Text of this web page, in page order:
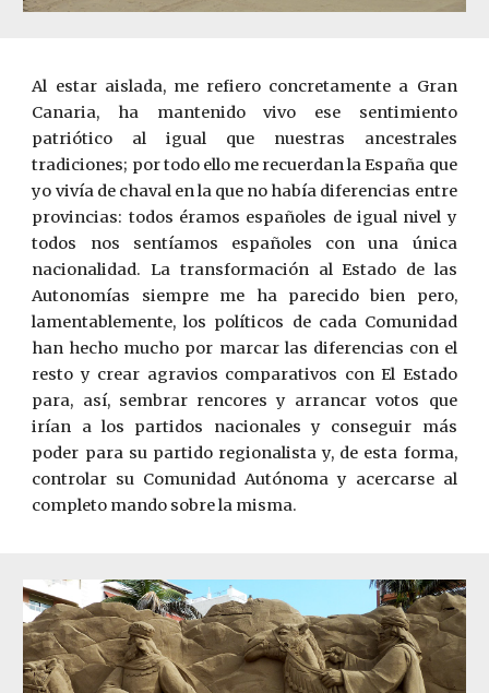
Al estar aislada, me refiero concretamente a Gran
Canaria, ha mantenido vivo ese sentimiento
patriótico al igual que nuestras ancestrales
tradiciones; por todo ello me recuerdan la España que
yo vivía de chaval en la que no había diferencias entre
provincias: todos éramos españoles de igual nivel y
todos nos sentíamos españoles con una única
nacionalidad. La transformación al Estado de las
Autonomías siempre me ha parecido bien pero,
lamentablemente, los políticos de cada Comunidad
han hecho mucho por marcar las diferencias con el
resto y crear agravios comparativos con El Estado
para, así, sembrar rencores y arrancar votos que
irían a los partidos nacionales y conseguir más
poder para su partido regionalista y, de esta forma,
controlar su Comunidad Autónoma y acercarse al
completo mando sobre la misma.